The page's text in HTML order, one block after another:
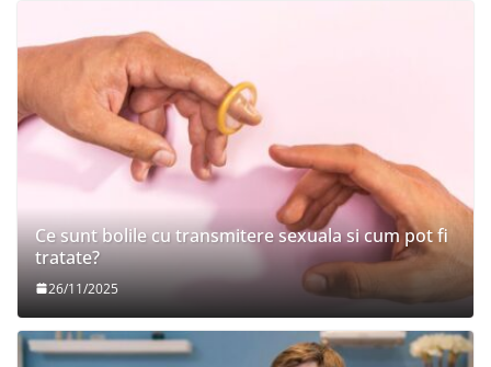
Ce sunt bolile cu transmitere sexuala si cum pot fi
tratate?
26/11/2025